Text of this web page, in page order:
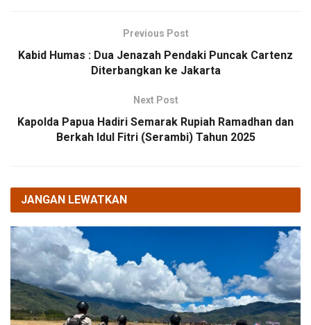
Previous Post
Kabid Humas : Dua Jenazah Pendaki Puncak Cartenz
Diterbangkan ke Jakarta
Next Post
Kapolda Papua Hadiri Semarak Rupiah Ramadhan dan
Berkah Idul Fitri (Serambi) Tahun 2025
JANGAN LEWATKAN